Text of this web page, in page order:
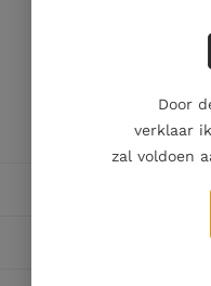
Door
verklaar
zal voldoen